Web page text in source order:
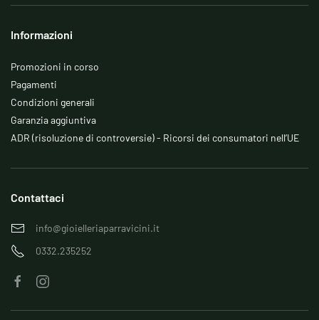
Informazioni
Promozioni in corso
Pagamenti
Condizioni generali
Garanzia aggiuntiva
ADR (risoluzione di controversie) - Ricorsi dei consumatori nell’UE
Contattaci
info@gioielleriaparravicini.it
0332.235252